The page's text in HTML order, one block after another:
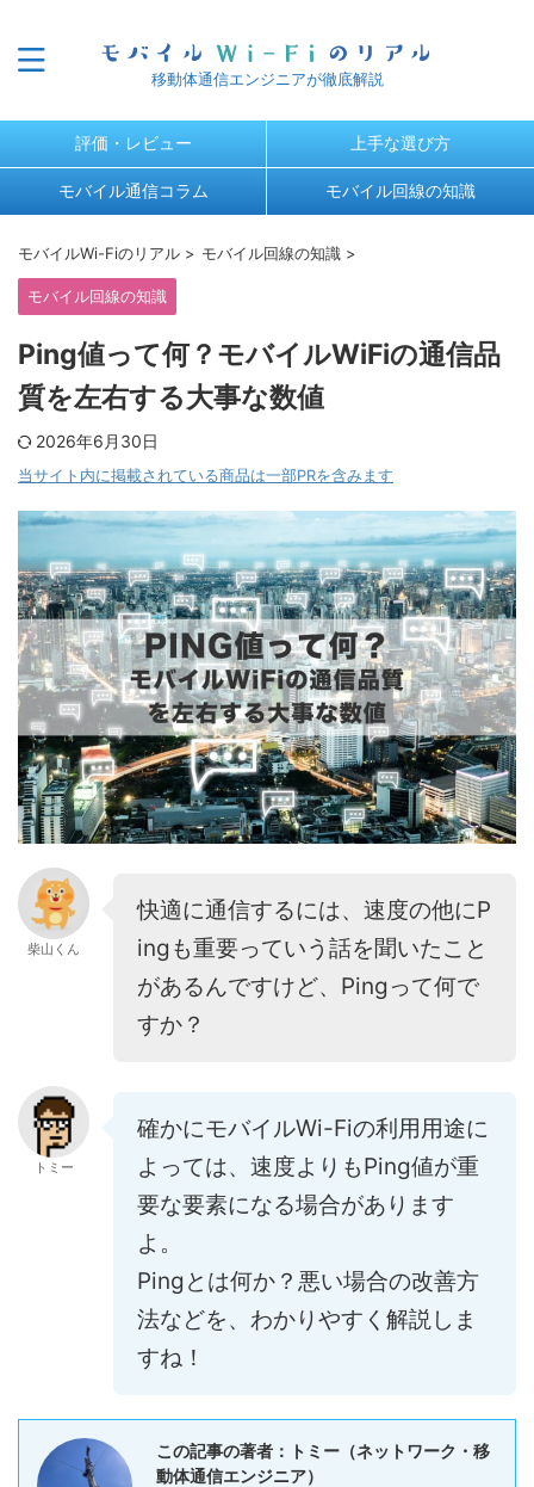
移動体通信エンジニアが徹底解説
評価・レビュー 上手な選び方
モバイル通信コラム モバイル回線の知識
モバイルWi-Fiのリアル > モバイル回線の知識 >
モバイル回線の知識
Ping値って何？モバイルWiFiの通信品
質を左右する大事な数値
2026年6月30日
当サイト内に掲載されている商品は一部PRを含みます
柴山くん
快適に通信するには、速度の他にP
ingも重要っていう話を聞いたこと
があるんですけど、Pingって何で
すか？
トミー
確かにモバイルWi-Fiの利用用途に
よっては、速度よりもPing値が重
要な要素になる場合があります
よ。
Pingとは何か？悪い場合の改善方
法などを、わかりやすく解説しま
すね！
この記事の著者：トミー（ネットワーク・移
動体通信エンジニア）